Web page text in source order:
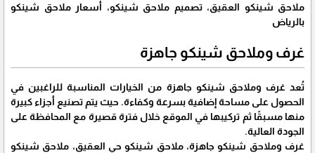
ملاحق شينكو العقيق، تصميم ملاحق شينكو، أسعار ملاحق شينكو
بالرياض
غرف وملاحق شينكو جاهزة
تُعد غرف وملاحق شينكو جاهزة من الخيارات المناسبة للراغبين في
الحصول على مساحة إضافية بسرعة وكفاءة. حيث يتم تصنيع أجزاء كبيرة
منها مسبقًا ثم تركيبها في الموقع خلال فترة قصيرة مع المحافظة على
الجودة العالية.
غرف وملاحق شينكو جاهزة، ملاحق شينكو حي العقيق، ملاحق شينكو